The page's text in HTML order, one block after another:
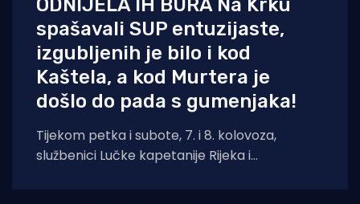
ODNIJELA IH BURA Na Krku
spašavali SUP entuzijaste,
izgubljenih je bilo i kod
Kaštela, a kod Murtera je
došlo do pada s gumenjaka!
Tijekom petka i subote, 7. i 8. kolovoza,
službenici Lučke kapetanije Rijeka i